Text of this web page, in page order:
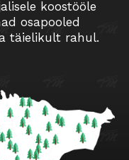
koostööle
osapooled
täielikult rahul.